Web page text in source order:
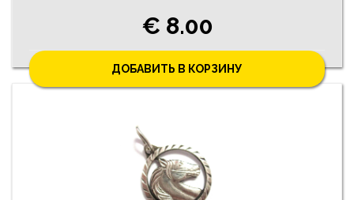
€ 8.00
ДОБАВИТЬ В КОРЗИНУ